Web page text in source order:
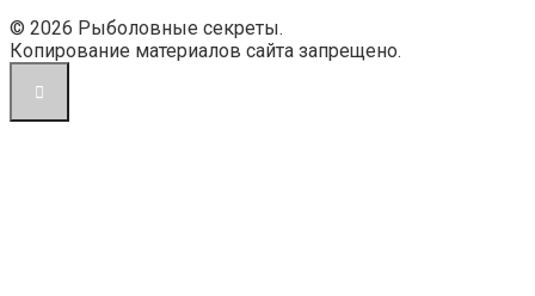
© 2026 Рыболовные секреты.
Копирование материалов сайта запрещено.